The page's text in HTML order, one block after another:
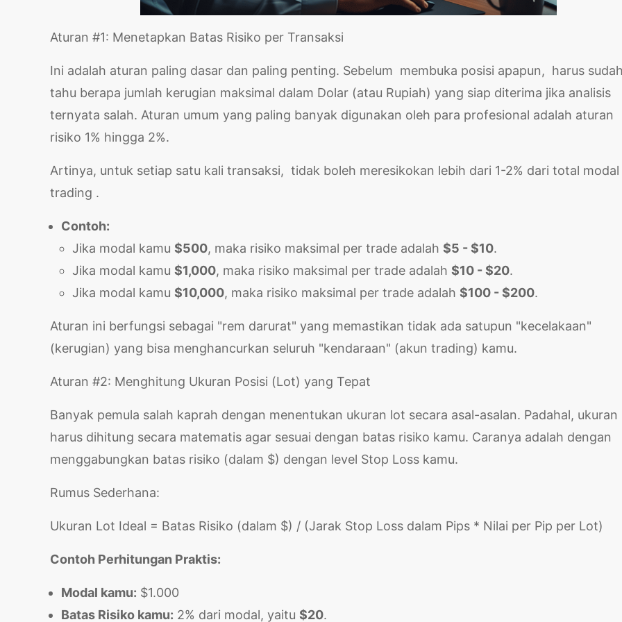
Aturan #1: Menetapkan Batas Risiko per Transaksi
Ini adalah aturan paling dasar dan paling penting. Sebelum membuka posisi apapun, harus
tahu berapa jumlah kerugian maksimal dalam Dolar (atau Rupiah) yang siap diterima jika analisis
ternyata salah. Aturan umum yang paling banyak digunakan oleh para profesional adalah aturan
risiko 1% hingga 2%.
Artinya, untuk setiap satu kali transaksi, tidak boleh meresikokan lebih dari 1-2% dari total modal
trading .
Contoh:
Jika modal kamu $500, maka risiko maksimal per trade adalah $5 - $10.
Jika modal kamu $1,000, maka risiko maksimal per trade adalah $10 - $20.
Jika modal kamu $10,000, maka risiko maksimal per trade adalah $100 - $200.
Aturan ini berfungsi sebagai "rem darurat" yang memastikan tidak ada satupun "kecelakaan"
(kerugian) yang bisa menghancurkan seluruh "kendaraan" (akun trading) kamu.
Aturan #2: Menghitung Ukuran Posisi (Lot) yang Tepat
Banyak pemula salah kaprah dengan menentukan ukuran lot secara asal-asalan. Padahal, ukuran
harus dihitung secara matematis agar sesuai dengan batas risiko kamu. Caranya adalah dengan
menggabungkan batas risiko (dalam $) dengan level Stop Loss kamu.
Rumus Sederhana:
Ukuran Lot Ideal = Batas Risiko (dalam $) / (Jarak Stop Loss dalam Pips * Nilai per Pip per Lot)
Contoh Perhitungan Praktis:
Modal kamu: $1.000
Batas Risiko kamu: 2% dari modal, yaitu $20.